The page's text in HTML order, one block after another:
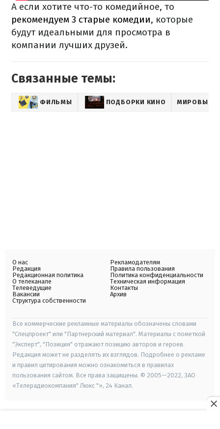
А если хотите что-то комедийное, то
рекомендуем 3 старые комедии, которые
будут идеальными для просмотра в
компании лучших друзей.
Связанные темы:
ФИЛЬМЫ ПОДБОРКИ КИНО МИРОВЫЕ
О нас
Редакция
Редакционная политика
О телеканале
Телеведущие
Вакансии
Структура собственности
Рекламодателям
Правила пользования
Политика конфиденциальности
Техническая информация
Контакты
Архив
Все коммерческие рекламные материалы обозначены словами
"Спецпроект" или "Партнерский материал". Материалы с пометкой
"Эксперт", "Позиция" отражают позицию авторов и героев.
Редакция может не разделять их взглядов. Подробнее о рекламе
и правил цитирования можно ознакомиться в правилах
пользования сайтом. Все права защищены. © 2005—2022, ЗАО
«Телерадиокомпания" Люкс "», 24 Канал.